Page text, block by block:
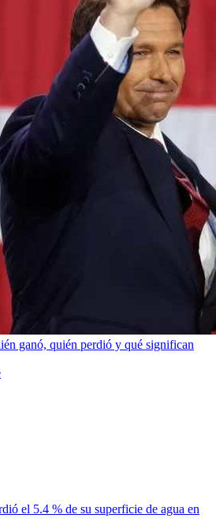
ganó, quién perdió y qué significan
el 5.4 % de su superficie de agua en